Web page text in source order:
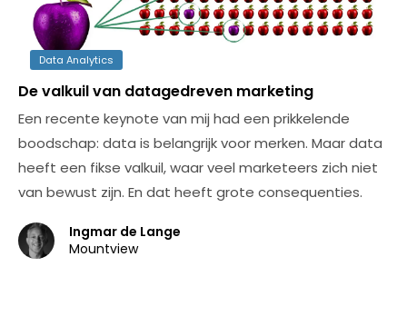
Data Analytics
De valkuil van datagedreven marketing
Een recente keynote van mij had een prikkelende
boodschap: data is belangrijk voor merken. Maar data
heeft een fikse valkuil, waar veel marketeers zich niet
van bewust zijn. En dat heeft grote consequenties.
Ingmar de Lange
Mountview